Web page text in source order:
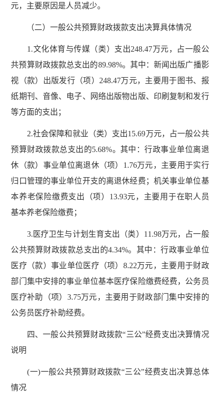
元，主要原因是人员减少。
（二）一般公共预算财政拨款支出决算具体情况
1.文化体育与传媒（类）支出248.47万元，占一般公
共预算财政拨款总支出的89.98%。其中：新闻出版广播影
视（款）出版发行（项）248.47万元，主要用于图书、报
纸期刊、音像、电子、网络出版物出版、印刷复制和发行
等方面的支出；
2.社会保障和就业（类）支出15.69万元，占一般公共
预算财政拨款总支出的5.68%。其中：行政事业单位离退
休（款）事业单位离退休（项）1.76万元，主要用于实行
归口管理的事业单位开支的离退休经费；机关事业单位基
本养老保险缴费支出（项）13.93元，主要用于在职人员
基本养老保险缴费；
3.医疗卫生与计划生育支出（类）11.98万元，占一般
公共预算财政拨款总支出的4.34%。其中：行政事业单位
医疗（款）事业单位医疗（项）8.22万元，主要用于财政
部门集中安排的事业单位基本医疗保险缴费经费，公务员
医疗补助（项）3.75万元，主要用于财政部门集中安排的
公务员医疗补助经费。
四、一般公共预算财政拨款“三公”经费支出决算情况
说明
(一)一般公共预算财政拨款“三公”经费支出决算总体
情况